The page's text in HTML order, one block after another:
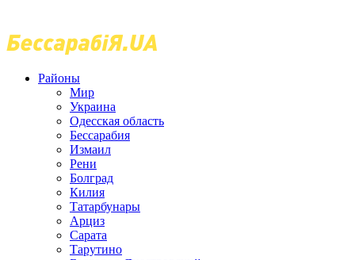
Районы
Мир
Украина
Одесская область
Бессарабия
Измаил
Рени
Болград
Килия
Татарбунары
Арциз
Сарата
Тарутино